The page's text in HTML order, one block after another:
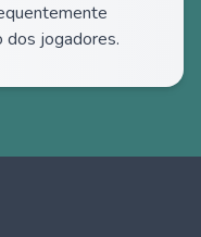
dos jogadores.